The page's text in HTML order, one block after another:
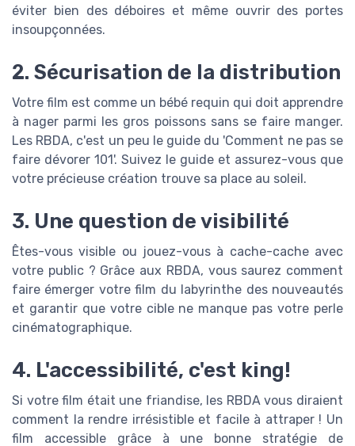
éviter bien des déboires et même ouvrir des portes
insoupçonnées.
2. Sécurisation de la distribution
Votre film est comme un bébé requin qui doit apprendre
à nager parmi les gros poissons sans se faire manger.
Les RBDA, c'est un peu le guide du 'Comment ne pas se
faire dévorer 101'. Suivez le guide et assurez-vous que
votre précieuse création trouve sa place au soleil.
3. Une question de visibilité
Êtes-vous visible ou jouez-vous à cache-cache avec
votre public ? Grâce aux RBDA, vous saurez comment
faire émerger votre film du labyrinthe des nouveautés
et garantir que votre cible ne manque pas votre perle
cinématographique.
4. L'accessibilité, c'est king!
Si votre film était une friandise, les RBDA vous diraient
comment la rendre irrésistible et facile à attraper ! Un
film accessible grâce à une bonne stratégie de